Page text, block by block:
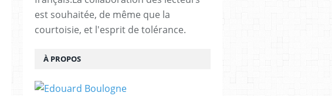
est souhaitée, de même que la
courtoisie, et l'esprit de tolérance.
À PROPOS